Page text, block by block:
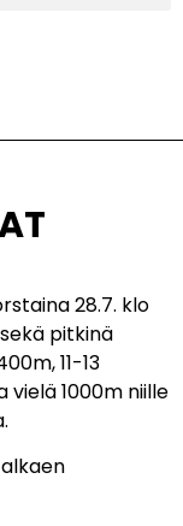
28.7. klo
pitkinä
11-13
vielä 1000m niille